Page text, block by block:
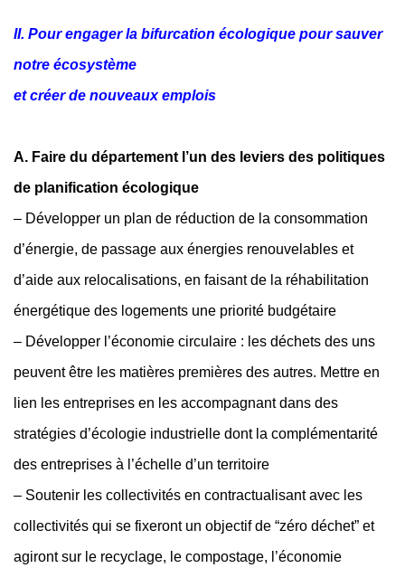
II. Pour engager la bifurcation écologique pour sauver
notre écosystème
et créer de nouveaux emplois
A. Faire du département l’un des leviers des politiques
de planification écologique
– Développer un plan de réduction de la consommation
d’énergie, de passage aux énergies renouvelables et
d’aide aux relocalisations, en faisant de la réhabilitation
énergétique des logements une priorité budgétaire
– Développer l’économie circulaire : les déchets des uns
peuvent être les matières premières des autres. Mettre en
lien les entreprises en les accompagnant dans des
stratégies d’écologie industrielle dont la complémentarité
des entreprises à l’échelle d’un territoire
– Soutenir les collectivités en contractualisant avec les
collectivités qui se fixeront un objectif de “zéro déchet” et
agiront sur le recyclage, le compostage, l’économie